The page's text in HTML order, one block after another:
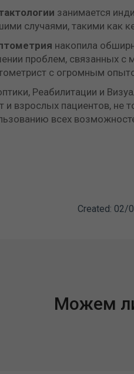
занимается
случаями, такими как
накопила
проблем, связанных с
с огромным
Реабилитации и
и взрослых пациентов, не
всех
Created: 02/
Можем